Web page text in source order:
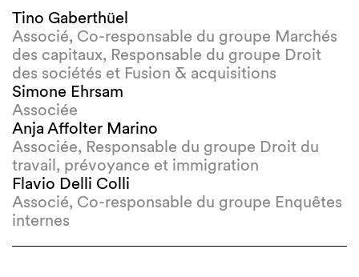
Tino Gaberthüel
Associé, Co-responsable du groupe Marchés
des capitaux, Responsable du groupe Droit
des sociétés et Fusion & acquisitions
Simone Ehrsam
Associée
Anja Affolter Marino
Associée, Responsable du groupe Droit du
travail, prévoyance et immigration
Flavio Delli Colli
Associé, Co-responsable du groupe Enquêtes
internes